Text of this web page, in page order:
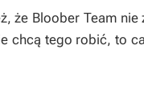
że Bloober Team
chcą tego robić, to